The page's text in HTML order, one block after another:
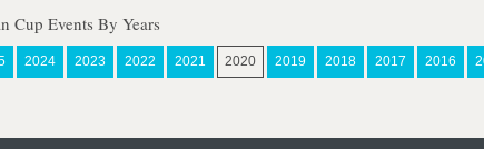
Cup Events By Years
2024 2023 2022 2021 2020 2019 2018 2017 2016